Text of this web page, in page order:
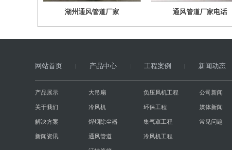
湖州通风管道厂家 通风管道厂家电话
网站首页 产品中心 工程案例 新闻动态
产品展示
关于我们
解决方案
新闻资讯
大吊扇
冷风机
焊烟除尘器
通风管道
负压风机工程
环保工程
集气罩工程
冷风机工程
公司新闻
媒体新闻
常见问题